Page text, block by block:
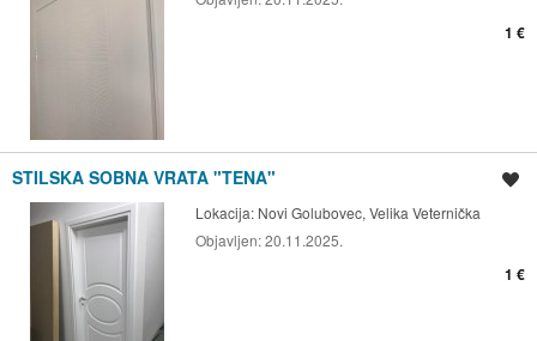
1 €
STILSKA SOBNA VRATA "TENA"
Lokacija: Novi Golubovec, Velika Veternička
Objavljen:20.11.2025.
1 €